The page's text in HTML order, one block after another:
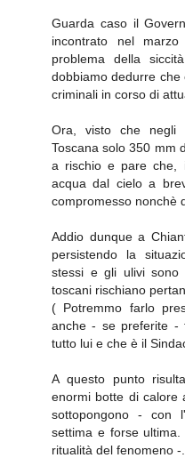
Guarda caso il
incontrato nel
problema della
dobbiamo dedurre
criminali in corso di
Ora, visto che negli
Toscana solo 350 mm
a rischio e pare che,
acqua dal cielo a
compromesso nonchè
Addio dunque a
persistendo la
stessi e gli ulivi
toscani rischiano
( Potremmo farlo
anche - se preferite -
tutto lui e che è il
A questo punto
enormi botte di calore
sottopongono - con
settima e forse
ritualità del fenomeno -.